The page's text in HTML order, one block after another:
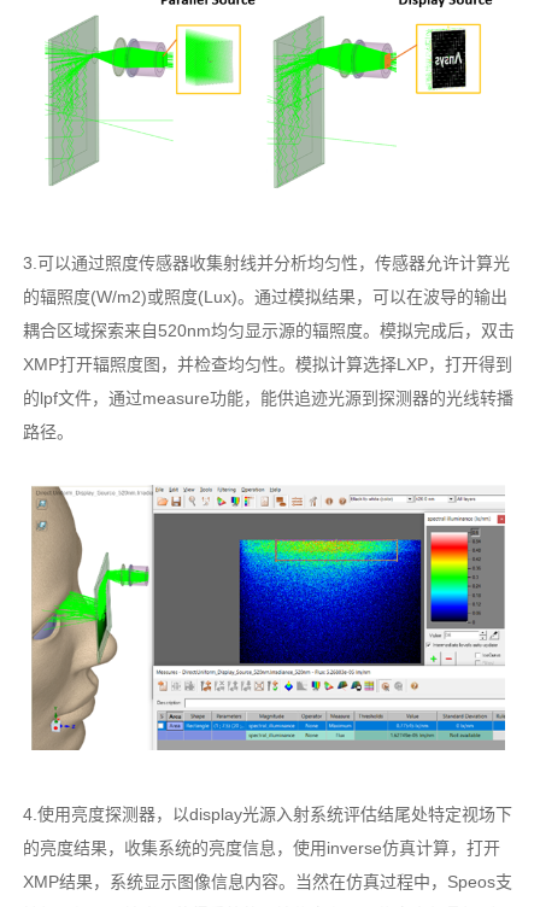
3.可以通过照度传感器收集射线并分析均匀性，传感器允许计算光
的辐照度(W/m2)或照度(Lux)。通过模拟结果，可以在波导的输出
耦合区域探索来自520nm均匀显示源的辐照度。模拟完成后，双击
XMP打开辐照度图，并检查均匀性。模拟计算选择LXP，打开得到
的lpf文件，通过measure功能，能供追迹光源到探测器的光线转播
路径。
4.使用亮度探测器，以display光源入射系统评估结尾处特定视场下
的亮度结果，收集系统的亮度信息，使用inverse仿真计算，打开
XMP结果，系统显示图像信息内容。当然在仿真过程中，Speos支